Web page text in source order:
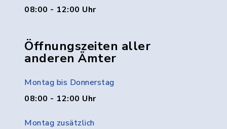
08:00 - 12:00 Uhr
Öffnungszeiten aller
anderen Ämter
Montag bis Donnerstag
08:00 - 12:00 Uhr
Montag zusätzlich